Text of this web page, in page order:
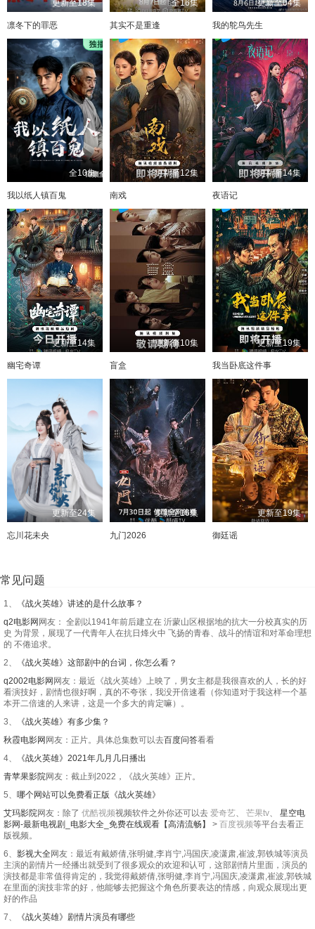
更新至18集
凛冬下的罪恶
全16集
其实不是重逢
更新至04集
我的鸵鸟先生
全10集
我以纸人镇百鬼
更新至12集
南戏
更新至14集
夜语记
更新至14集
幽宅奇谭
更新至10集
盲盒
更新至19集
我当卧底这件事
更新至24集
忘川花未央
更新至16集
九门2026
更新至19集
御廷谣
常见问题
1、
《战火英雄》讲述的是什么故事？
q2电影网网友： 全剧以1941年前后建立在 沂蒙山区根据地的抗大一分校真实的历
史 为背景，展现了一代青年人在抗日烽火中 飞扬的青春、战斗的情谊和对革命理想
的 不倦追求。
2、
《战火英雄》这部剧中的台词，你怎么看？
q2002电影网网友：最近《战火英雄》上映了，男女主都是我很喜欢的人，长的好
看演技好，剧情也很好啊，真的不夸张，我没开倍速看（你知道对于我这样一个基
本开二倍速的人来讲，这是一个多大的肯定嘛）。
3、
《战火英雄》有多少集？
秋霞电影网网友：正片。具体总集数可以去百度问答看看
4、
《战火英雄》2021年几月几日播出
青苹果影院网友：截止到2022，《战火英雄》正片。
5、 哪个网站可以免费看正版《战火英雄》
艾玛影院网友：除了 优酷视频视频软件之外你还可以去 爱奇艺、 芒果tv、 星空电
影网-最新电视剧_电影大全_免费在线观看【高清流畅】 > 百度视频等平台去看正
版视频。
6、 影视大全网友：最近有戴娇倩,张明健,李肖宁,冯国庆,凌潇肃,崔波,郭铁城等演员
主演的剧情片一经播出就受到了很多观众的欢迎和认可，这部剧情片里面，演员的
演技都是非常值得肯定的，我觉得戴娇倩,张明健,李肖宁,冯国庆,凌潇肃,崔波,郭铁城
在里面的演技非常的好，他能够去把握这个角色所要表达的情感，向观众展现出更
好的作品
7、
《战火英雄》剧情片演员有哪些